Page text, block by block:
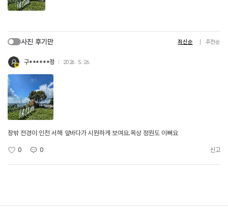
사진 후기만 최신순 추천순
구******정 2026. 5. 26.
창밖 전경이 인천 서해 앞바다가 시원하게 보여요.옥상 정원도 이뻐요
0 0 신고